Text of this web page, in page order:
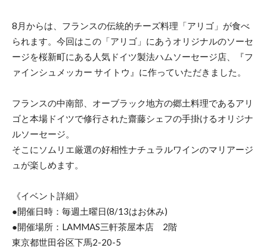
8月からは、フランスの伝統的チーズ料理「アリゴ」が食べ
られます。今回はこの「アリゴ」にあうオリジナルのソーセ
ージを桜新町にある人気ドイツ製法ハムソーセージ店、『フ
ァインシュメッカー サイトウ』に作っていただきました。
フランスの中南部、オーブラック地方の郷土料理であるアリ
ゴと本場ドイツで修行された齋藤シェフの手掛けるオリジナ
ルソーセージ。
そこにソムリエ厳選の好相性ナチュラルワインのマリアージ
ュが楽しめます。
《イベント詳細》
●開催日時：毎週土曜日(8/13はお休み)
●開催場所：LAMMAS三軒茶屋本店 2階
東京都世田谷区下馬2-20-5